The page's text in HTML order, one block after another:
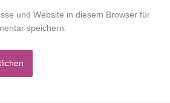
und Website in diesem Browser für
speichern.